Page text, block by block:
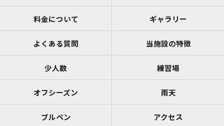
料金について ギャラリー
よくある質問 当施設の特徴
少人数 練習場
オフシーズン 雨天
ブルペン アクセス